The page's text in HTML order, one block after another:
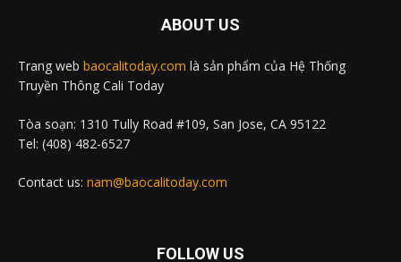
ABOUT US
Trang web baocalitoday.com là sản phẩm của Hệ Thống
Truyền Thông Cali Today
Tòa soạn: 1310 Tully Road #109, San Jose, CA 95122
Tel: (408) 482-6527
Contact us: nam@baocalitoday.com
FOLLOW US